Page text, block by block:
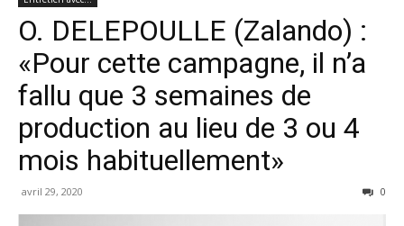
O. DELEPOULLE (Zalando) :
«Pour cette campagne, il n’a
fallu que 3 semaines de
production au lieu de 3 ou 4
mois habituellement»
avril 29, 2020 0